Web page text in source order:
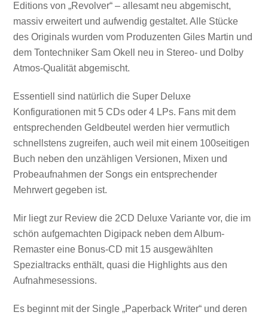
Editions von „Revolver“ – allesamt neu abgemischt,
massiv erweitert und aufwendig gestaltet. Alle Stücke
des Originals wurden vom Produzenten Giles Martin und
dem Tontechniker Sam Okell neu in Stereo- und Dolby
Atmos-Qualität abgemischt.
Essentiell sind natürlich die Super Deluxe
Konfigurationen mit 5 CDs oder 4 LPs. Fans mit dem
entsprechenden Geldbeutel werden hier vermutlich
schnellstens zugreifen, auch weil mit einem 100seitigen
Buch neben den unzähligen Versionen, Mixen und
Probeaufnahmen der Songs ein entsprechender
Mehrwert gegeben ist.
Mir liegt zur Review die 2CD Deluxe Variante vor, die im
schön aufgemachten Digipack neben dem Album-
Remaster eine Bonus-CD mit 15 ausgewählten
Spezialtracks enthält, quasi die Highlights aus den
Aufnahmesessions.
Es beginnt mit der Single „Paperback Writer“ und deren